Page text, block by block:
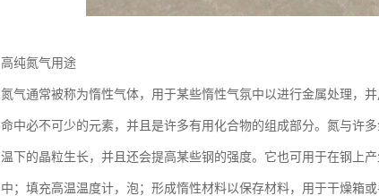
高纯氮气用途
氮气通常被称为惰性气体，用于某些惰性气氛中以进行金属处理，
命中必不可少的元素，并且是许多有用化合物的组成部分。氮与许
温下的晶粒生长，并且还会提高某些钢的强度。它也可用于在钢上
中；填充高温温度计，泡；形成惰性材料以保存材料，用于干燥箱